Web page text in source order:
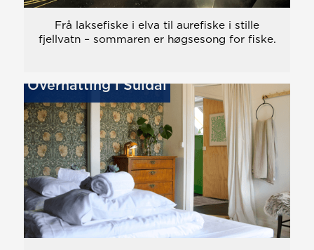
Frå laksefiske i elva til aurefiske i stille
fjellvatn – sommaren er høgsesong for fiske.
Overnatting i Suldal